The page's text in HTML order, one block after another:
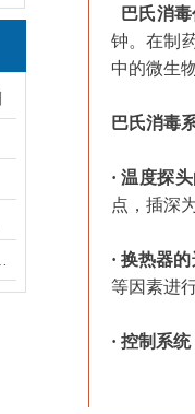
巴氏消
钟。在制
中的微生
巴氏消毒
· 温度探
点，插深
· 换热器
等因素进
· 控制系统